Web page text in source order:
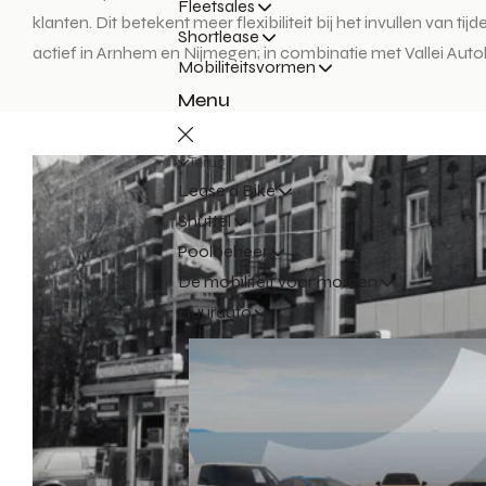
Fleetsales
Shortlease
Mobiliteitsvormen
Menu
Terug
Lease a Bike
Shuttel
Poolbeheer
De mobiliteit voor morgen
Huurauto
klanten. Dit betekent meer flexibiliteit bij het invullen van
actief in Arnhem en Nijmegen; in combinatie met Vallei